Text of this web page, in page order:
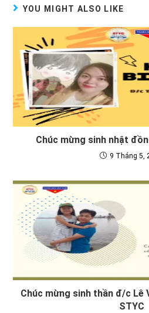
YOU MIGHT ALSO LIKE
Chúc mừng sinh nhật
9 Tháng 5,
Chúc mừng sinh thần đ/c Lê
STYC